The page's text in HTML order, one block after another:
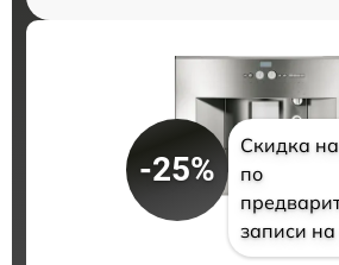
-25%
Скидка
по
записи на